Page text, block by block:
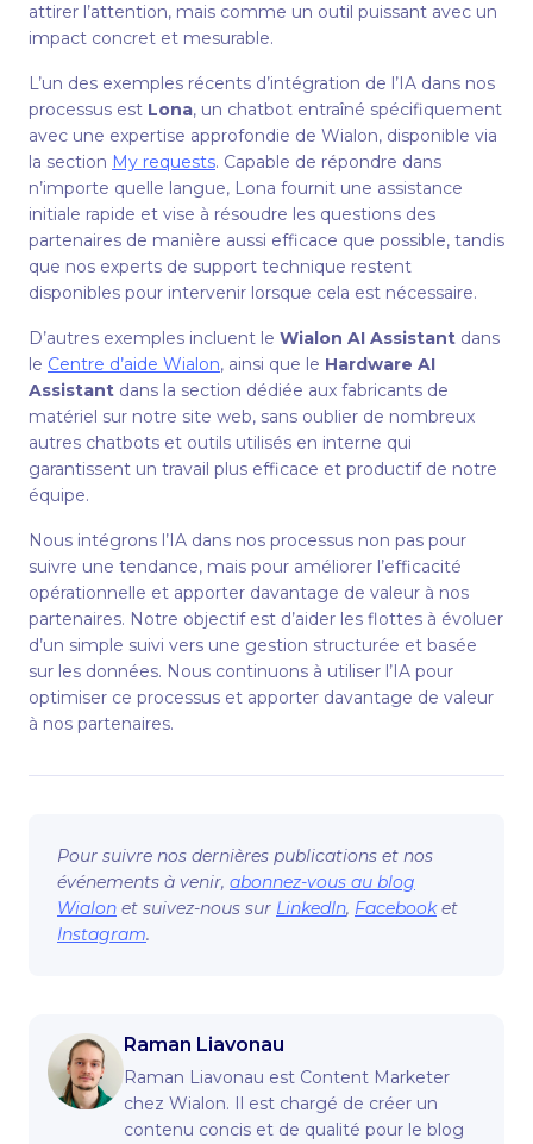
attirer l’attention, mais comme un outil puissant avec un
impact concret et mesurable.
L’un des exemples récents d’intégration de l’IA dans nos
processus est Lona, un chatbot entraîné spécifiquement
avec une expertise approfondie de Wialon, disponible via
la section My requests. Capable de répondre dans
n’importe quelle langue, Lona fournit une assistance
initiale rapide et vise à résoudre les questions des
partenaires de manière aussi efficace que possible, tandis
que nos experts de support technique restent
disponibles pour intervenir lorsque cela est nécessaire.
D’autres exemples incluent le Wialon AI Assistant dans
le Сentre d’aide Wialon, ainsi que le Hardware AI
Assistant dans la section dédiée aux fabricants de
matériel sur notre site web, sans oublier de nombreux
autres chatbots et outils utilisés en interne qui
garantissent un travail plus efficace et productif de notre
équipe.
Nous intégrons l’IA dans nos processus non pas pour
suivre une tendance, mais pour améliorer l’efficacité
opérationnelle et apporter davantage de valeur à nos
partenaires. Notre objectif est d’aider les flottes à évoluer
d’un simple suivi vers une gestion structurée et basée
sur les données. Nous continuons à utiliser l’IA pour
optimiser ce processus et apporter davantage de valeur
à nos partenaires.
Pour suivre nos dernières publications et nos
événements à venir, abonnez-vous au blog
Wialon et suivez-nous sur LinkedIn, Facebooket
Instagram.
Raman Liavonau
Raman Liavonau est Content Marketer
chez Wialon. Il est chargé de créer un
contenu concis et de qualité pour le blog